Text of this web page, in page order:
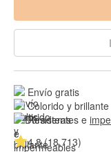
Envío gratis
Colorido y brillante
Resistentes e
4.8 (18,713)